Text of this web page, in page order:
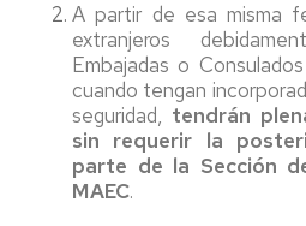
A partir de esa misma
extranjeros
Embajadas o
cuando tengan
seguridad, tendrán
sin requerir la
parte de la Sección
MAEC.